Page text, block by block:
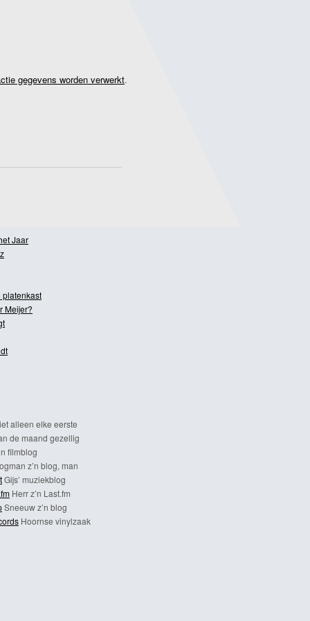
gegevens worden verwerkt.
Jaar
platenkast
Meijer?
alleen elke eerste
de maand gezellig
filmblog
z’n blog, man
Gijs’ muziekblog
Herr z’n Last.fm
Sneeuw z’n blog
Hoornse vinylzaak